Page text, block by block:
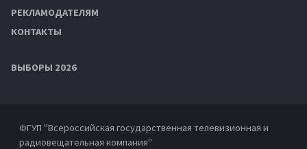
РЕКЛАМОДАТЕЛЯМ
КОНТАКТЫ
ВЫБОРЫ 2026
ФГУП "Всероссийская государственная телевизионная и
радиовещательная компания"